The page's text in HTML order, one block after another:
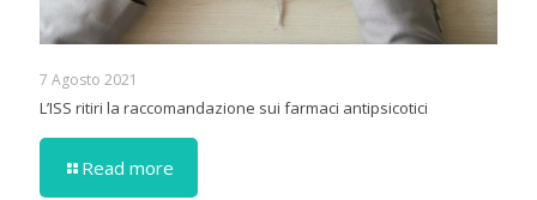
7 Agosto 2021
L’ISS ritiri la raccomandazione sui farmaci antipsicotici
Read more